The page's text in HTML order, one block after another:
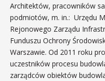
Architektów, pracowników
podmiotów, m. in.: Urzędu
Rejonowego Zarządu
Funduszu Ochrony
Warszawie. Od 2011 roku
uczestników procesu
zarządców obiektów